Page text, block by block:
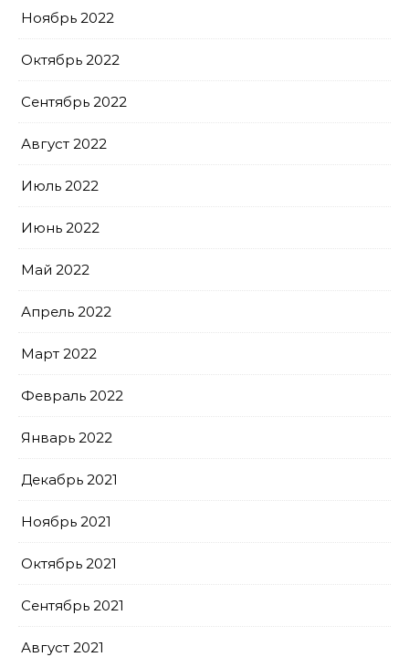
Ноябрь 2022
Октябрь 2022
Сентябрь 2022
Август 2022
Июль 2022
Июнь 2022
Май 2022
Апрель 2022
Март 2022
Февраль 2022
Январь 2022
Декабрь 2021
Ноябрь 2021
Октябрь 2021
Сентябрь 2021
Август 2021